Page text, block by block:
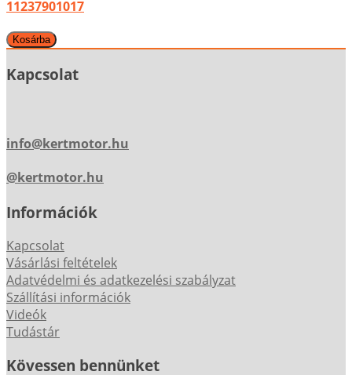
11237901017
Kapcsolat
info@kertmotor.hu
@kertmotor.hu
Információk
Kapcsolat
Vásárlási feltételek
Adatvédelmi és adatkezelési szabályzat
Szállítási információk
Videók
Tudástár
Kövessen bennünket